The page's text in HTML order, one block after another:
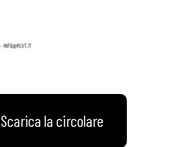
Scarica la circolare